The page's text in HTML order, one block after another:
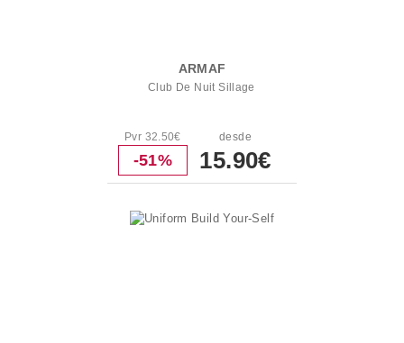
ARMAF
Club De Nuit Sillage
Pvr 32.50€
-51%
desde
15.90€